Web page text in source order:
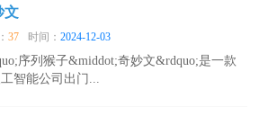
文
37 时间：2024-12-03
序列猴子&middot;奇妙文&rdquo;是一款
智能公司出门...